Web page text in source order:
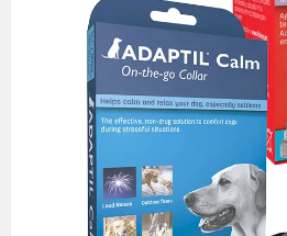
Sus productos se basan en el
diferencia de los sedantes o
actúan sobre el sistema
mensaje específico que no
señales que solo detectan los
especie (perros para Adaptil, gatos
a humanos ni a otras mascotas.
secundarios: Al no procesarse por
100% seguros para todo tipo de
completa con sus versiones para